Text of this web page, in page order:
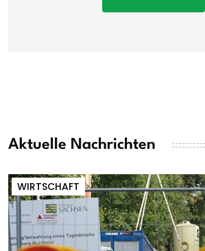
Aktuelle Nachrichten
WIRTSCHAFT